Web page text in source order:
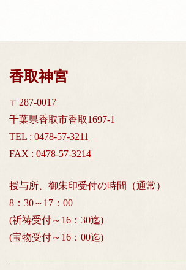
香取神宮
〒287-0017
千葉県香取市香取1697-1
TEL : 0478-57-3211
FAX : 0478-57-3214
授与所、御朱印受付の時間（通常）
8：30～17：00
(祈祷受付～16：30迄)
(宝物受付～16：00迄)